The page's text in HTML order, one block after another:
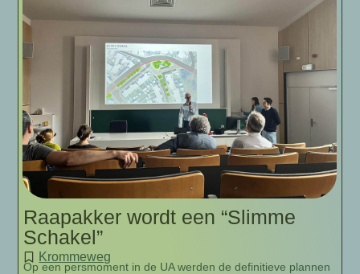
Raapakker wordt een “Slimme
Schakel”
Krommeweg
Op een persmoment in de UA werden de definitieve plannen